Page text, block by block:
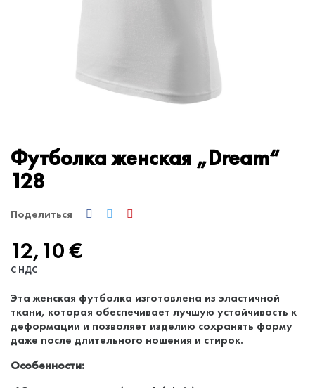
Футболка женская „Dream“
128
Поделиться
12,10 €
С НДС
Эта женская футболка изготовлена из эластичной
ткани, которая обеспечивает лучшую устойчивость к
деформации и позволяет изделию сохранять форму
даже после длительного ношения и стирок.
Особенности: